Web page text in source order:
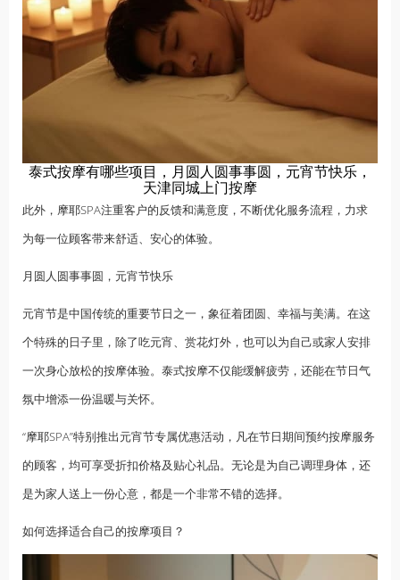
泰式按摩有哪些项目，月圆人圆事事圆，元宵节快乐，
天津同城上门按摩
此外，摩耶SPA注重客户的反馈和满意度，不断优化服务流程，力求
为每一位顾客带来舒适、安心的体验。
月圆人圆事事圆，元宵节快乐
元宵节是中国传统的重要节日之一，象征着团圆、幸福与美满。在这
个特殊的日子里，除了吃元宵、赏花灯外，也可以为自己或家人安排
一次身心放松的按摩体验。泰式按摩不仅能缓解疲劳，还能在节日气
氛中增添一份温暖与关怀。
“摩耶SPA”特别推出元宵节专属优惠活动，凡在节日期间预约按摩服务
的顾客，均可享受折扣价格及贴心礼品。无论是为自己调理身体，还
是为家人送上一份心意，都是一个非常不错的选择。
如何选择适合自己的按摩项目？